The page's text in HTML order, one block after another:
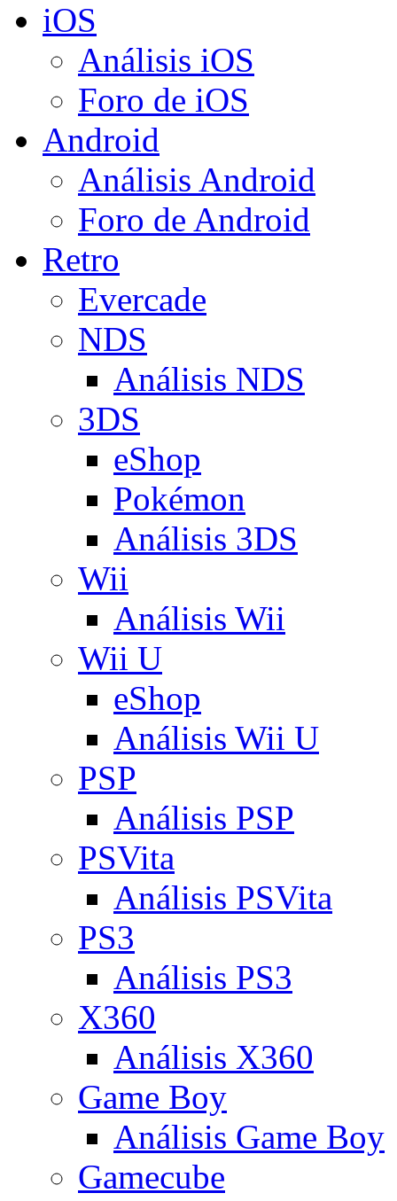
iOS
Análisis iOS
Foro de iOS
Android
Análisis Android
Foro de Android
Retro
Evercade
NDS
Análisis NDS
3DS
eShop
Pokémon
Análisis 3DS
Wii
Análisis Wii
Wii U
eShop
Análisis Wii U
PSP
Análisis PSP
PSVita
Análisis PSVita
PS3
Análisis PS3
X360
Análisis X360
Game Boy
Análisis Game Boy
Gamecube